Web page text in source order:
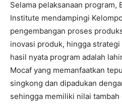
Selama pelaksanaan program,
Institute mendampingi
pengembangan proses
inovasi produk, hingga strategi
hasil nyata program adalah
Mocaf yang memanfaatkan
singkong dan dipadukan
sehingga memiliki nilai